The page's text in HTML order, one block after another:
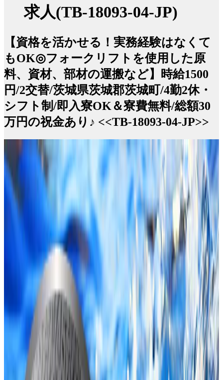
求人(TB-18093-04-JP)
【資格を活かせる！実務経験はなくて
もOK◎フォークリフトを使用した原
料、資材、部材の運搬など】時給1500
円/2交替/茨城県茨城郡茨城町/4勤2休・
シフト制/即入寮OK＆寮費無料/総額30
万円の祝金あり♪ <<TB-18093-04-JP>>